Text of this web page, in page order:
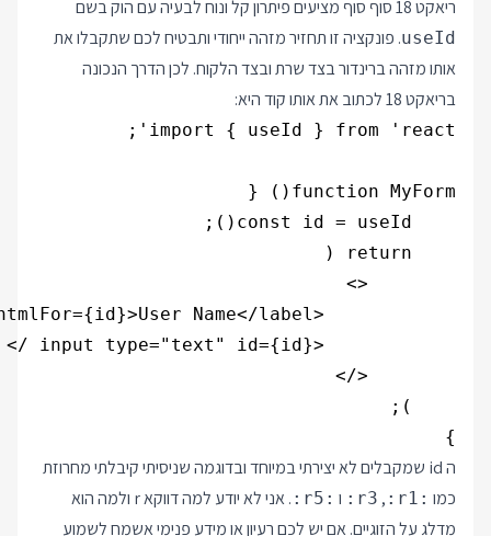
ריאקט 18 סוף סוף מציעים פיתרון קל ונוח לבעיה עם הוק בשם
useId. פונקציה זו תחזיר מזהה ייחודי ותבטיח לכם שתקבלו את
אותו מזהה ברינדור בצד שרת ובצד הלקוח. לכן הדרך הנכונה
בריאקט 18 לכתוב את אותו קוד היא:
}
ה id שמקבלים לא יצירתי במיוחד ובדוגמה שניסיתי קיבלתי מחרוזת
כמו :r1:
,
:r3 ו :r5:
. אני לא יודע למה דווקא r ולמה הוא
מדלג על הזוגיים. אם יש לכם רעיון או מידע פנימי אשמח לשמוע